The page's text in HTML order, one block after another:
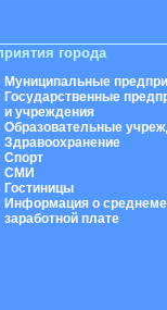
города
Муниципальные
Государственные
и учреждения
Образовательные
Здравоохранение
Спорт
СМИ
Гостиницы
Информация о
заработной плате